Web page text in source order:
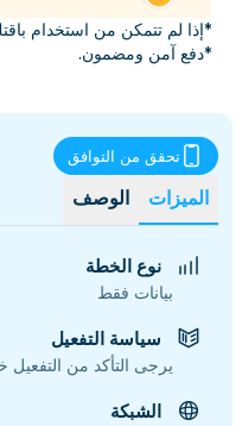
*إذا لم تتمكن من استخدام
*دفع آمن ومضمون.
الميزات الوصف
تحقق من التوافق
نوع الخطة
بيانات فقط
سياسة التفعيل
يرجى التأكد من التفعيل خلال 60 يومًا من
الشبكة